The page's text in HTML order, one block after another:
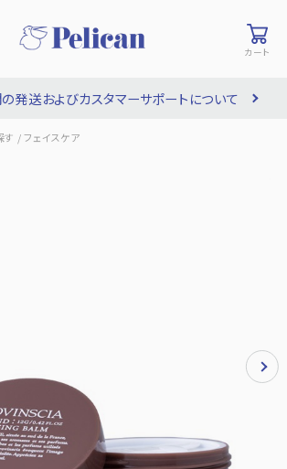
カート
の発送およびカスタマーサポートについて
す / フェイスケア